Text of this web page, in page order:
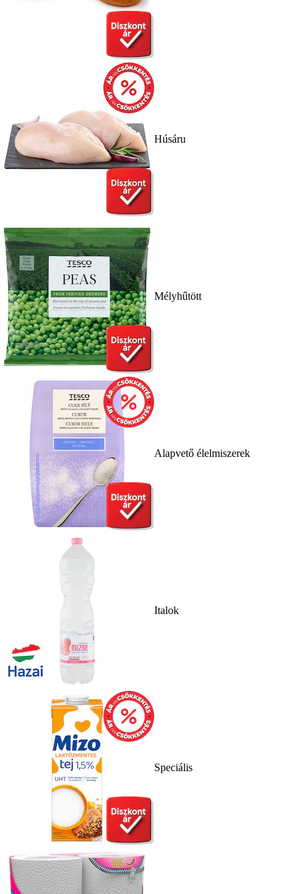
Húsáru
Mélyhűtött
Alapvető élelmiszerek
Italok
Speciális